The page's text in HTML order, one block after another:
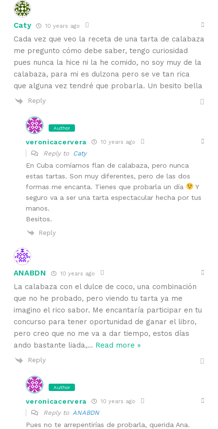
Caty 10 years ago
Cada vez que veo la receta de una tarta de calabaza
me pregunto cómo debe saber, tengo curiosidad
pues nunca la hice ni la he comido, no soy muy de la
calabaza, para mi es dulzona pero se ve tan rica
que alguna vez tendré que probarla. Un besito bella
Reply
Author
veronicacervera 10 years ago
Reply to Caty
En Cuba comíamos flan de calabaza, pero nunca
estas tartas. Son muy diferentes, pero de las dos
formas me encanta. Tienes que probarla un día
Y
seguro va a ser una tarta espectacular hecha por tus
manos.
Besitos.
Reply
ANABDN 10 years ago
La calabaza con el dulce de coco, una combinación
que no he probado, pero viendo tu tarta ya me
imagino el rico sabor. Me encantaría participar en tu
concurso para tener oportunidad de ganar el libro,
pero creo que no me va a dar tiempo, estos días
ando bastante liada,… Read more »
Reply
Author
veronicacervera 10 years ago
Reply to ANABDN
Pues no te arrepentirías de probarla, querida Ana.